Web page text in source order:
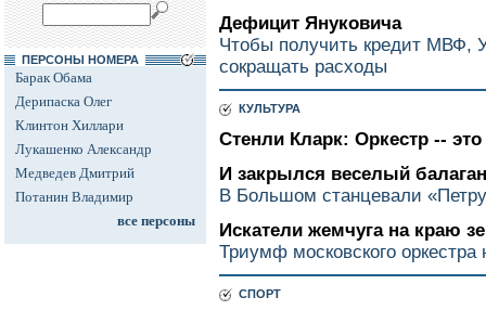
ПЕРСОНЫ НОМЕРА
Барак Обама
Дерипаска Олег
Клинтон Хиллари
Лукашенко Александр
Медведев Дмитрий
Потанин Владимир
все персоны
Дефицит Януковича
Чтобы получить кредит МВФ,
сокращать расходы
КУЛЬТУРА
Стенли Кларк: Оркестр --
И закрылся веселый
В Большом станцевали
Искатели жемчуга на краю
Триумф московского
СПОРТ